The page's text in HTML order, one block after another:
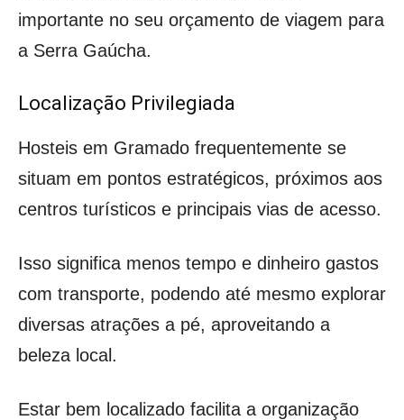
importante no seu orçamento de viagem para
a Serra Gaúcha.
Localização Privilegiada
Hosteis em Gramado frequentemente se
situam em pontos estratégicos, próximos aos
centros turísticos e principais vias de acesso.
Isso significa menos tempo e dinheiro gastos
com transporte, podendo até mesmo explorar
diversas atrações a pé, aproveitando a
beleza local.
Estar bem localizado facilita a organização